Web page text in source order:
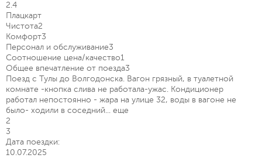
2.4
Плацкарт
Чистота2
Комфорт3
Персонал и обслуживание3
Соотношение цена/качество1
Общее впечатление от поезда3
Поезд с Тулы до Волгодонска. Вагон грязный, в туалетной
комнате -кнопка слива не работала-ужас. Кондиционер
работал непостоянно - жара на улице 32, воды в вагоне не
было- ходили в соседний... еще
2
3
Дата поездки:
10.07.2025